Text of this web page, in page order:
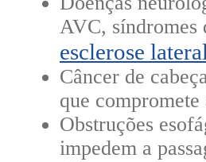
AVC, síndromes
esclerose
Câncer de
que
Obstruções
impedem a